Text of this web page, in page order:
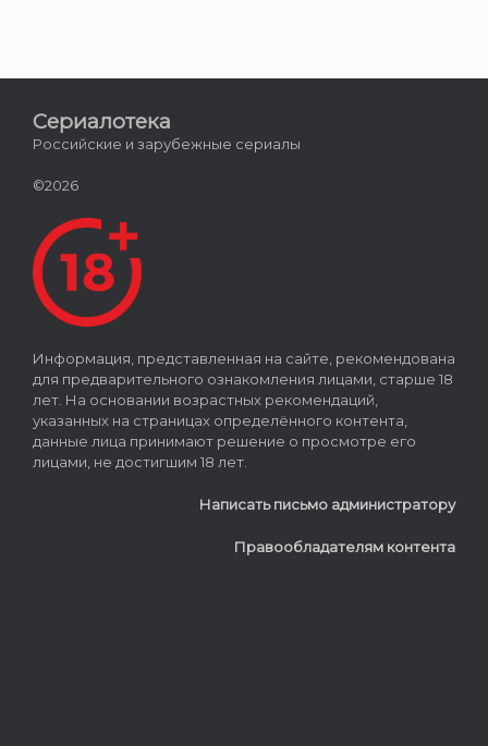
Сериалотека
Российские и зарубежные сериалы
©2026
Информация, представленная на сайте, рекомендована
для предварительного ознакомления лицами, старше 18
лет. На основании возрастных рекомендаций,
указанных на страницах определённого контента,
данные лица принимают решение о просмотре его
лицами, не достигшим 18 лет.
Написать письмо администратору
Правообладателям контента